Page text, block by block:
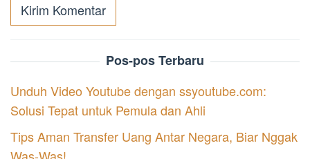
Pos-pos Terbaru
Unduh Video Youtube dengan ssyoutube.com:
Solusi Tepat untuk Pemula dan Ahli
Tips Aman Transfer Uang Antar Negara, Biar Nggak